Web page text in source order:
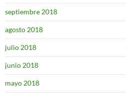
septiembre 2018
agosto 2018
julio 2018
junio 2018
mayo 2018